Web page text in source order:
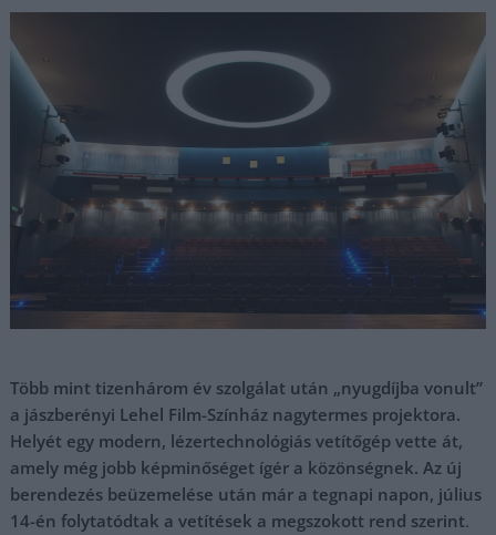
Több mint tizenhárom év szolgálat után „nyugdíjba vonult”
a jászberényi Lehel Film-Színház nagytermes projektora.
Helyét egy modern, lézertechnológiás vetítőgép vette át,
amely még jobb képminőséget ígér a közönségnek. Az új
berendezés beüzemelése után már a tegnapi napon, július
14-én folytatódtak a vetítések a megszokott rend szerint.